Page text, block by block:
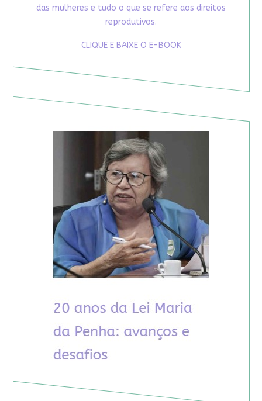
das mulheres e tudo o que se refere aos direitos
reprodutivos.
CLIQUE E BAIXE O E-BOOK